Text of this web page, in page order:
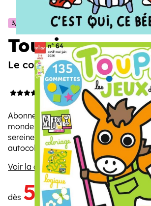
Toupie
Le copain de l’école
3/6 ans
4/5(14 avis)
Abonner son enfant au magazine
monde joyeux, ouvert et stimulant
sereinement. Ses histoires, ses
autocollants répondent à ses envies de
découvertes et de complicité avec
Voir la description
dès 5 ,75€/numéro